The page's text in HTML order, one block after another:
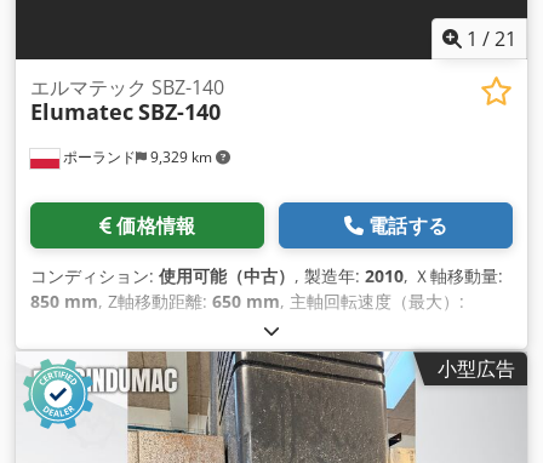
1 /21
ポーランド 9,329 km
エルマテック SBZ-140
ElumatecSBZ-140
価格情報 電話する
コンディション: 使用可能（中古） , 製造年: 2010, Ｘ軸移動量:
850 mm, Z軸移動距離: 650 mm, 主軸回転速度（最大）:
, スピンドルモーター出力:
4,
小型広告